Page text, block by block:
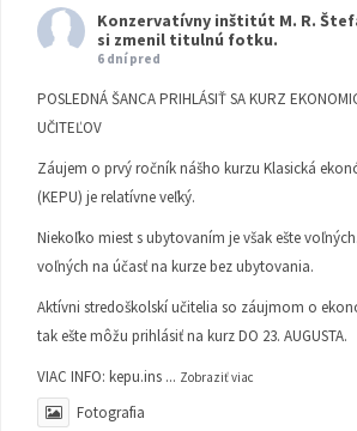
Konzervatívny inštitút M. R.
si zmenil titulnú fotku.
6 dní pred
POSLEDNÁ ŠANCA PRIHLÁSIŤ SA KURZ
UČITEĽOV
Záujem o prvý ročník nášho kurzu Klasická
(KEPU) je relatívne veľký.
Niekoľko miest s ubytovaním je však ešte
voľných na účasť na kurze bez ubytovania.
Aktívni stredoškolskí učitelia so záujmom o
tak ešte môžu prihlásiť na kurz DO 23. AUGUSTA.
VIAC INFO: kepu.ins ... Zobraziť viac
Fotografia